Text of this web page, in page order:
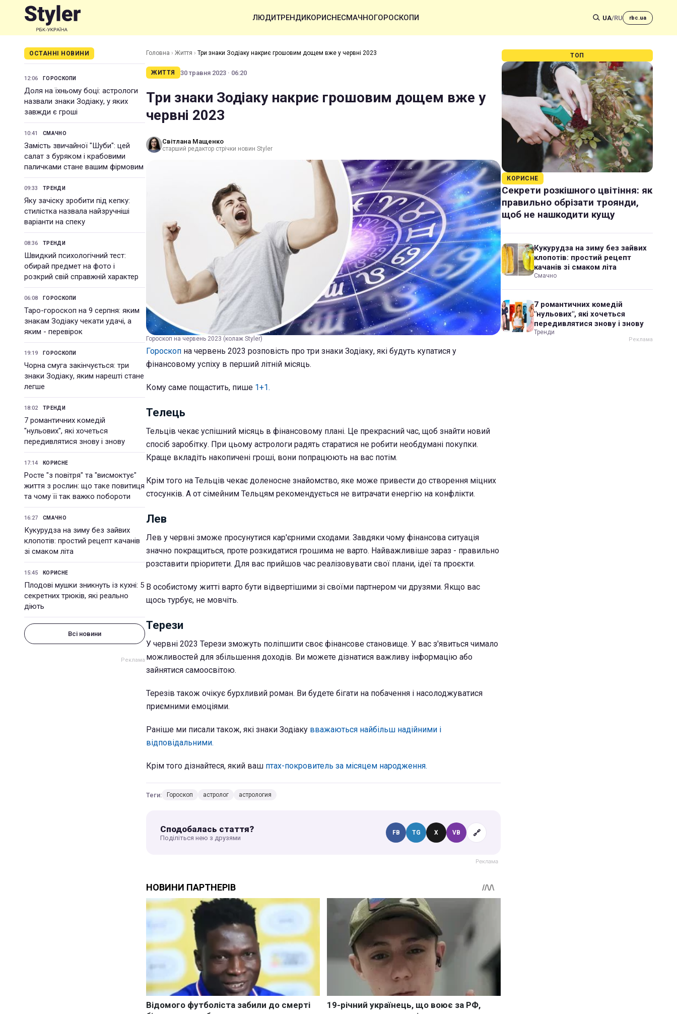
ЛЮДИТРЕНДИКОРИСНЕСМАЧНОГОРОСКОПИ UA/RU rbc.ua
ОСТАННІ НОВИНИ
12:06 ГОРОСКОПИ
Доля на їхньому боці: астрологи
назвали знаки Зодіаку, у яких
завжди є гроші
10:41 СМАЧНО
Замість звичайної "Шуби": цей
салат з буряком і крабовими
паличками стане вашим фірмовим
09:33 ТРЕНДИ
Яку зачіску зробити під кепку:
стилістка назвала найзручніші
варіанти на спеку
08:36 ТРЕНДИ
Швидкий психологічний тест:
обирай предмет на фото і
розкрий свій справжній характер
06:08 ГОРОСКОПИ
Таро-гороскоп на 9 серпня: яким
знакам Зодіаку чекати удачі, а
яким - перевірок
19:19 ГОРОСКОПИ
Чорна смуга закінчується: три
знаки Зодіаку, яким нарешті стане
легше
18:02 ТРЕНДИ
7 романтичних комедій
"нульових", які хочеться
передивлятися знову і знову
17:14 КОРИСНЕ
Росте "з повітря" та "висмоктує"
життя з рослин: що таке повитиця
та чому її так важко побороти
16:27 СМАЧНО
Кукурудза на зиму без зайвих
клопотів: простий рецепт качанів
зі смаком літа
15:45 КОРИСНЕ
Плодові мушки зникнуть із кухні: 5
секретних трюків, які реально
діють
Всі новини
Головна › Життя › Три знаки Зодіаку накриє грошовим дощем вже у червні 2023
ЖИТТЯ 30 травня 2023 · 06:20
Три знаки Зодіаку накриє грошовим дощем вже у
червні 2023
Світлана Мащенко
старший редактор стрічки новин Styler
Гороскоп на червень 2023 (колаж Styler)
Гороскоп на червень 2023 розповість про три знаки Зодіаку, які будуть купатися у
фінансовому успіху в перший літній місяць.
Кому саме пощастить, пише 1+1.
Телець
Тельців чекає успішний місяць в фінансовому плані. Це прекрасний час, щоб знайти новий
спосіб заробітку. При цьому астрологи радять старатися не робити необдумані покупки.
Краще вкладіть накопичені гроші, вони попрацюють на вас потім.
Крім того на Тельців чекає доленосне знайомство, яке може привести до створення міцних
стосунків. А от сімейним Тельцям рекомендується не витрачати енергію на конфлікти.
Лев
Лев у червні зможе просунутися кар'єрними сходами. Завдяки чому фінансова ситуація
значно покращиться, проте розкидатися грошима не варто. Найважливіше зараз - правильно
розставити пріоритети. Для вас прийшов час реалізовувати свої плани, ідеї та проєкти.
В особистому житті варто бути відвертішими зі своїми партнером чи друзями. Якщо вас
щось турбує, не мовчіть.
Терези
У червні 2023 Терези зможуть поліпшити своє фінансове становище. У вас з'явиться чимало
можливостей для збільшення доходів. Ви можете дізнатися важливу інформацію або
зайнятися самоосвітою.
Терезів також очікує бурхливий роман. Ви будете бігати на побачення і насолоджуватися
приємними емоціями.
Раніше ми писали також, які знаки Зодіаку вважаються найбільш надійними і
відповідальними.
Крім того дізнайтеся, який ваш птах-покровитель за місяцем народження.
Теги: Гороскоп астролог астрология
Сподобалась стаття?
Поділіться нею з друзями
FB TG X VB 🔗
ТОП
КОРИСНЕ
Секрети розкішного цвітіння: як
правильно обрізати троянди,
щоб не нашкодити кущу
Кукурудза на зиму без зайвих
клопотів: простий рецепт
качанів зі смаком літа
Смачно
7 романтичних комедій
"нульових", які хочеться
передивлятися знову і знову
Тренди